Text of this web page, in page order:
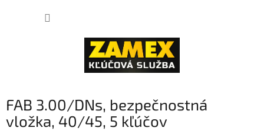
FAB 3.00/DNs, bezpečnostná
vložka, 40/45, 5 kľúčov